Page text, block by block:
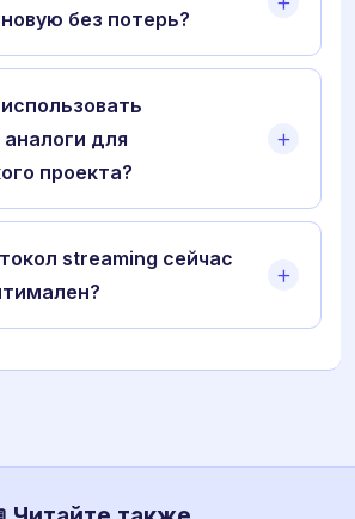
без потерь?
для
проекта?
streaming сейчас